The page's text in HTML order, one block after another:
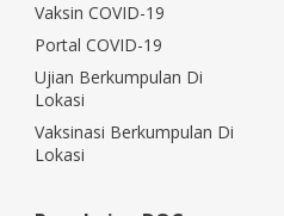
Vaksin COVID-19
Portal COVID-19
Ujian Berkumpulan Di
Lokasi
Vaksinasi Berkumpulan Di
Lokasi